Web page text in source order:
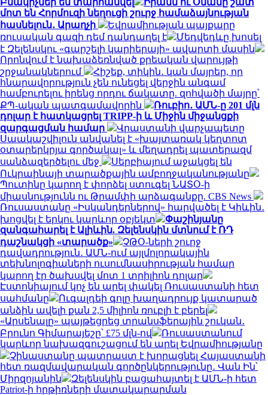
մոտ են Հորմուզի նեղուցի շուրջ համաձայնության
հասնելուն․ Արաղչի
Եվրամիության պայքարը
ռուսական գազի դեմ դանդաղել է
Մեդվեդևը խոսել
է Զելենսկու «գարշելի կարիերայի» ավարտի մասին
Որոնվում է նախաձեռնված քրեական վարույթի
շրջանակներում
Հիշեք, տիկին․ կան մայրեր, որ
հնարավորություն չեն ունեցել վերջին անգամ
համբուրելու իրենց որդու ճակատը. զոհվածի մայրը՝
ՔՊ-ական պատգամավորին
Ռուբիո․ ԱՄՆ-ը 201 մլն
դոլար է հատկացրել TRIPP-ի և Միջին միջանցքի
զարգացման համար
Վրաստանի վարչապետը
Սաակաշվիլուն անվանել է «խայտառակ կեղտոտ
օտարերկրյա գործակալ» և մեղադրել պատերազմ
սանձազերծելու մեջ
Սերբիայում աջակցել են
Ուկրաինայի տարածքային ամբողջականությանը
Պուտինը կարող է փորձել ստուգել ՆԱՏՕ-ի
միասնությունն ու Թրամփի արձագանքը. CBS News
Ռուսաստանը «Իսկանդերներով» հարվածել է Կիևին․
խոցվել է երկու կարևոր օբյեկտ
Փաշինյանը
զանգահարել է Ալիևին. Զելենսկին մտնում է ՌԴ
դաշնակցի «տարածք»
ՉԹՕ-ների շուրջ
դավադրություն․ ԱՄՆ-ում այլմոլորակային
տեխնոլոգիաների ուսումնասիրության համար
կարող էր ծախսվել մոտ 1 տրիլիոն դոլար
Էստոնիայում կոչ են արել փակել Ռուսաստանի հետ
սահմանը
Ուգալդեի գոլը խաղադրույք կատարած
անձին ավելի քան 2,5 միլիոն ռուբլի է բերել
«Արսենալը» պայթեցրեց տրանսֆերային շուկան․
Բրունո Գիմարայեշը՝ £75 մլն-ով
Ռուսաստանում
կարևոր նախազգուշացում են արել Եվրամիությանը
Չինաստանը պատրաստ է խորացնել Հայաստանի
հետ ռազմավարական գործընկերությունը․ Վան Ին՝
Միրզոյանին
Զելենսկին բացահայտել է ԱՄՆ-ի հետ
Patriot-ի հրթիռների մատակարարման